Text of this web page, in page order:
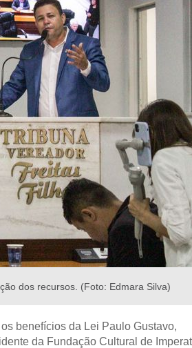
dos recursos. (Foto: Edmara Silva)
benefícios da Lei Paulo Gustavo,
da Fundação Cultural de